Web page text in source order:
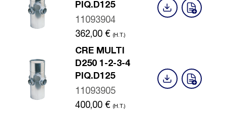
PIQ.D125
11093904
362,00 € (H.T.)
CRE MULTI
D250 1-2-3-4
PIQ.D125
11093905
400,00 € (H.T.)